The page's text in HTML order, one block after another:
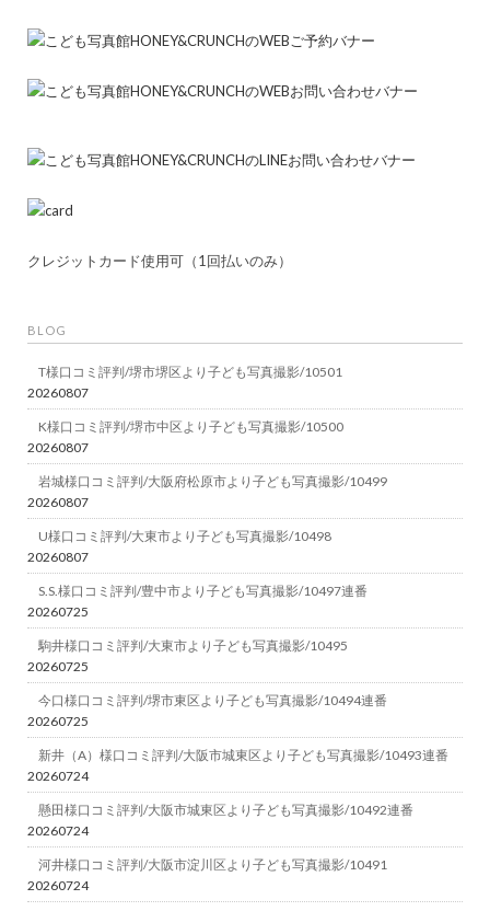
クレジットカード使用可（1回払いのみ）
BLOG
T様口コミ評判/堺市堺区より子ども写真撮影/10501
20260807
K様口コミ評判/堺市中区より子ども写真撮影/10500
20260807
岩城様口コミ評判/大阪府松原市より子ども写真撮影/10499
20260807
U様口コミ評判/大東市より子ども写真撮影/10498
20260807
S.S.様口コミ評判/豊中市より子ども写真撮影/10497連番
20260725
駒井様口コミ評判/大東市より子ども写真撮影/10495
20260725
今口様口コミ評判/堺市東区より子ども写真撮影/10494連番
20260725
新井（A）様口コミ評判/大阪市城東区より子ども写真撮影/10493連番
20260724
懸田様口コミ評判/大阪市城東区より子ども写真撮影/10492連番
20260724
河井様口コミ評判/大阪市淀川区より子ども写真撮影/10491
20260724